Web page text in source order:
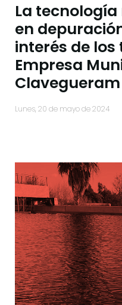
La
en
interés de los
Empresa
Clavegueram
lunes, 20 de mayo de 2024